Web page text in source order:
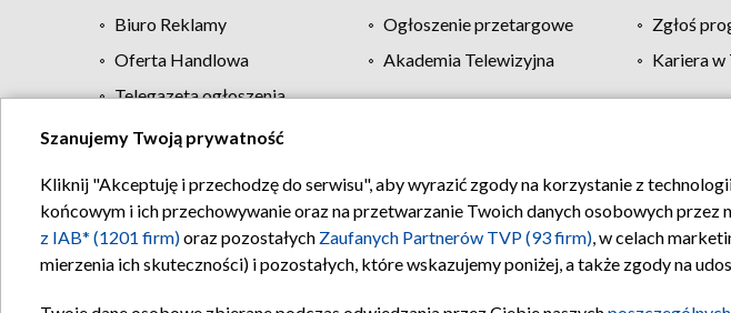
Biuro Reklamy
Ogłoszenie przetargowe Zgłoś
Oferta Handlowa
Akademia Telewizyjna Kariera w
Telegazeta ogłoszenia
Regulamin TVP Polityka prywatności
Szanujemy Twoją prywatność
Kliknij "Akceptuję i przechodzę do serwisu", aby wyrazić zgody na korzystanie z
końcowym i ich przechowywanie oraz na przetwarzanie Twoich danych osobowych przez
z IAB* (1201 firm)oraz pozostałych Zaufanych Partnerów TVP (93 firm), w celach
mierzenia ich skuteczności) i pozostałych, które wskazujemy poniżej, a także zgody na